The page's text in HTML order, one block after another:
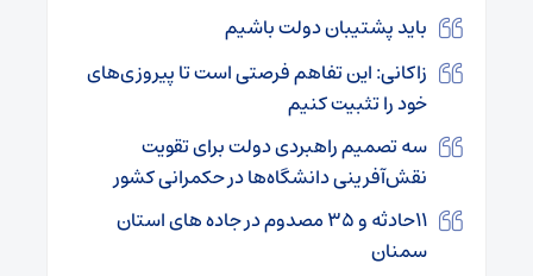
باید پشتیبان دولت باشیم
زاکانی: این تفاهم فرصتی است تا پیروزی‌های
خود را تثبیت کنیم
سه تصمیم راهبردی دولت برای تقویت
نقش‌آفرینی دانشگاه‌ها در حکمرانی کشور
۱۱حادثه و ۳۵ مصدوم در جاده های استان
سمنان